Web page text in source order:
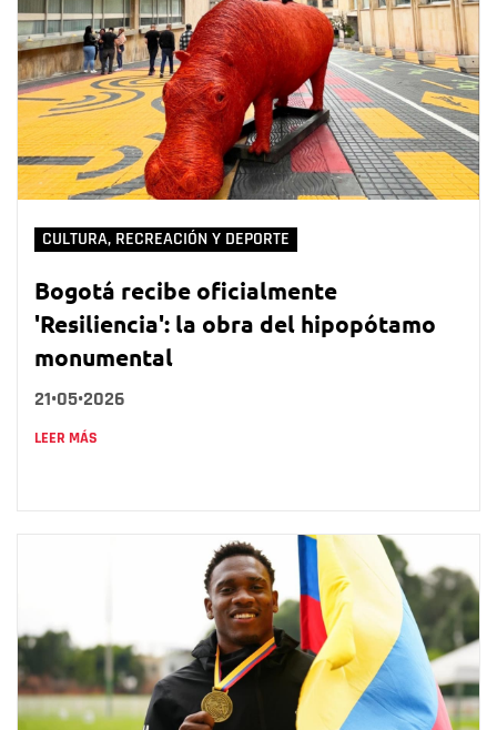
CULTURA, RECREACIÓN Y DEPORTE
Bogotá recibe oficialmente
'Resiliencia': la obra del hipopótamo
monumental
21•05•2026
LEER MÁS